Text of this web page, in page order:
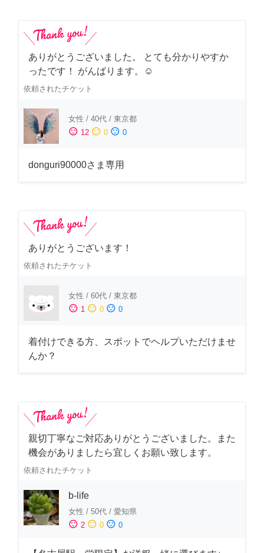
ありがとうございました。 とても分かりやすか
ったです！ がんばります。☺️
依頼されたチケット
女性 / 40代 / 東京都
sentiment_satisfied 12 sentiment_neutral 0 sentiment_dissatisfied 0
donguri90000さま専用
ありがとうございます！
依頼されたチケット
女性 / 60代 / 東京都
sentiment_satisfied 1 sentiment_neutral 0 sentiment_dissatisfied 0
着付けできる方、スポットでヘルプいただけませ
んか？
親切丁寧なご対応ありがとうございました。また
機会がありましたら宜しくお願い致します。
依頼されたチケット
b-life
女性 / 50代 / 愛知県
sentiment_satisfied 2 sentiment_neutral 0 sentiment_dissatisfied 0